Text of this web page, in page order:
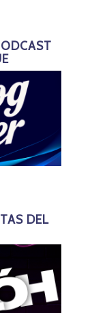
DEL